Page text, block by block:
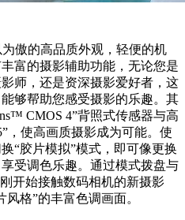
傲的高品质外观，轻便的机
富的摄影辅助功能，无论您是
师，还是资深摄影爱好者，这
够帮助您感受摄影的乐趣。其
CMOS 4”背照式传感器与高
，使高画质摄影成为可能。使
“胶片模拟”模式，即可像更换
受调色乐趣。通过模式拨盘与
开始接触数码相机的新摄影
格”的丰富色调画面。